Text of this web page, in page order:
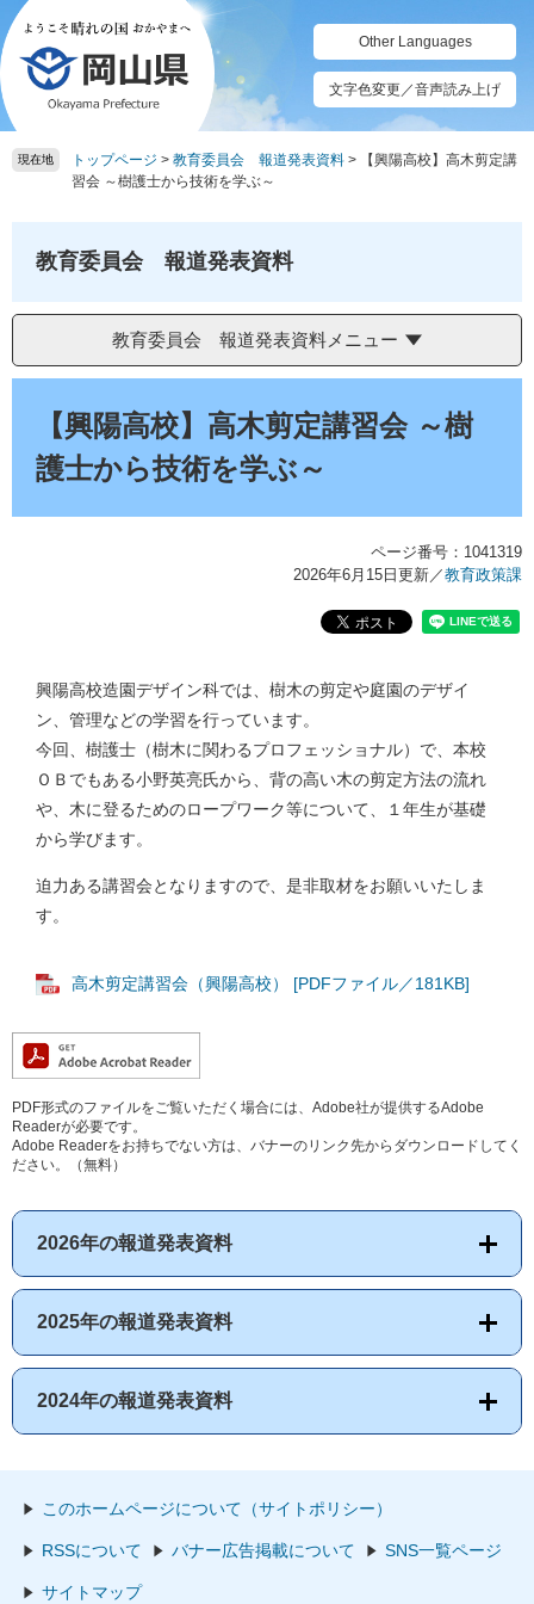
ペ
ー
ジ
の
先
頭
メ
ニ
ュ
ー
を
飛
Other Languages
文字色変更／音声読み上げ
現在地 トップページ > 教育委員会 報道発表資料 >
【興陽高校】高木剪定講
習会 ～樹護士から技術を学ぶ～
教育委員会 報道発表資料
教育委員会 報道発表資料メニュー
【興陽高校】高木剪定講習会 ～樹
護士から技術を学ぶ～
ページ番号：1041319
2026年6月15日更新／教育政策課
興陽高校造園デザイン科では、樹木の剪定や庭園のデザイ
ン、管理などの学習を行っています。
今回、樹護士（樹木に関わるプロフェッショナル）で、本校
ＯＢでもある小野英亮氏から、背の高い木の剪定方法の流れ
や、木に登るためのロープワーク等について、１年生が基礎
から学びます。
迫力ある講習会となりますので、是非取材をお願いいたしま
す。
高木剪定講習会（興陽高校） [PDFファイル／181KB]
PDF形式のファイルをご覧いただく場合には、Adobe社が提供するAdobe
Readerが必要です。
Adobe Readerをお持ちでない方は、バナーのリンク先からダウンロードしてく
ださい。（無料）
2026年の報道発表資料
2025年の報道発表資料
2024年の報道発表資料
このホームページについて（サイトポリシー）
RSSについて バナー広告掲載について SNS一覧ページ
サイトマップ